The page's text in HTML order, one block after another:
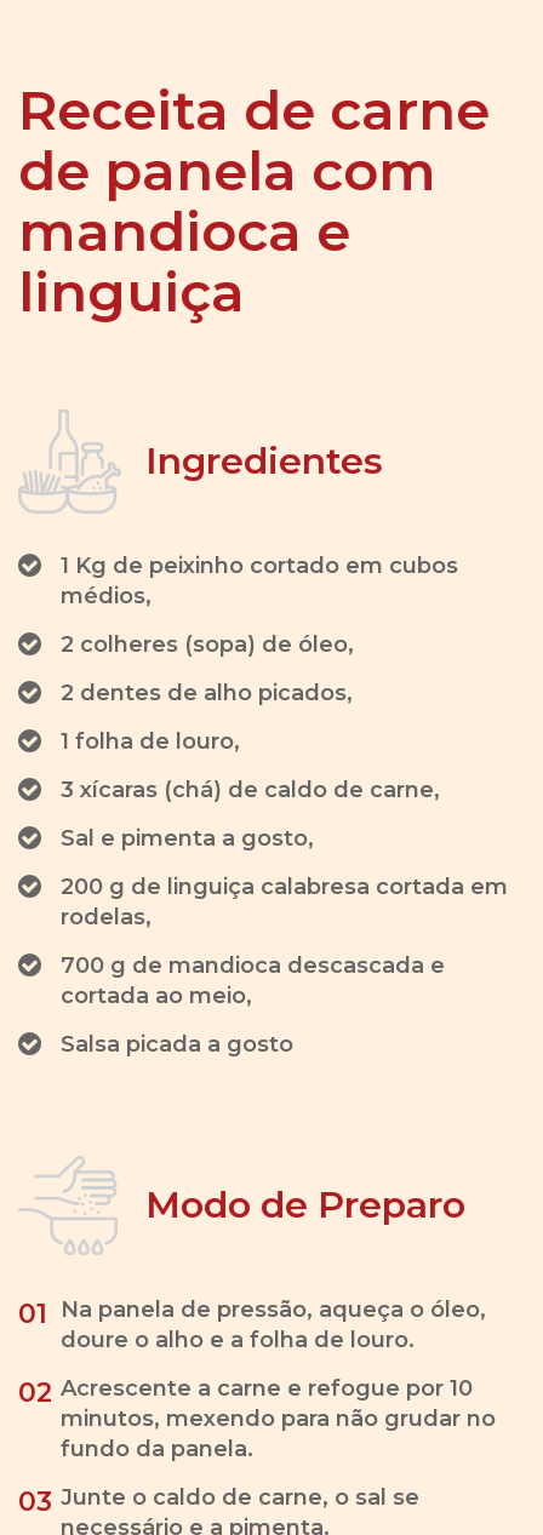
Receita de carne
de panela com
mandioca e
linguiça
Ingredientes
1 Kg de peixinho cortado em cubos
médios,
2 colheres (sopa) de óleo,
2 dentes de alho picados,
1 folha de louro,
3 xícaras (chá) de caldo de carne,
Sal e pimenta a gosto,
200 g de linguiça calabresa cortada em
rodelas,
700 g de mandioca descascada e
cortada ao meio,
Salsa picada a gosto
Modo de Preparo
01
Na panela de pressão, aqueça o óleo,
doure o alho e a folha de louro.
02 Acrescente a carne e refogue por 10
minutos, mexendo para não grudar no
fundo da panela.
03 Junte o caldo de carne, o sal se
necessário e a pimenta.